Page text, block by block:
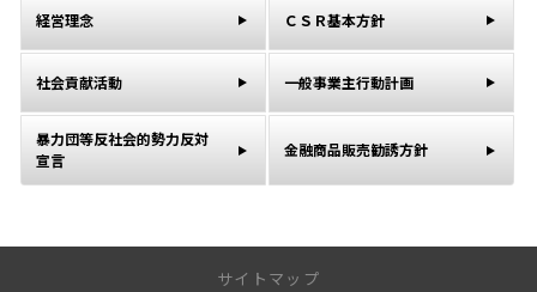
経営理念 ＣＳＲ基本方針
社会貢献活動 一般事業主行動計画
暴力団等反社会的勢力反対
宣言
金融商品販売勧誘方針
サイトマップ